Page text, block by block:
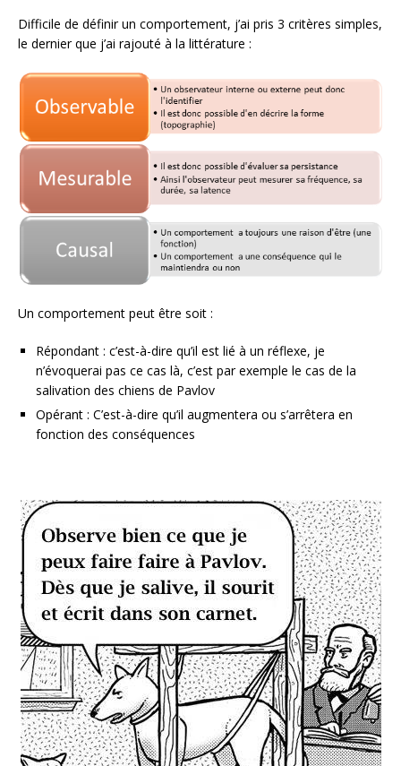
Difficile de définir un comportement, j’ai pris 3 critères simples,
le dernier que j’ai rajouté à la littérature :
Un comportement peut être soit :
Répondant : c’est-à-dire qu’il est lié à un réflexe, je
n’évoquerai pas ce cas là, c’est par exemple le cas de la
salivation des chiens de Pavlov
Opérant : C’est-à-dire qu’il augmentera ou s’arrêtera en
fonction des conséquences